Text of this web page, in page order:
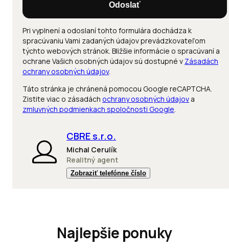
Odoslať
Pri vyplnení a odoslaní tohto formulára dochádza k
spracúvaniu Vami zadaných údajov prevádzkovateľom
týchto webových stránok. Bližšie informácie o spracúvaní a
ochrane Vašich osobných údajov sú dostupné v Zásadách
ochrany osobných údajov.
Táto stránka je chránená pomocou Google reCAPTCHA.
Zistite viac o zásadách ochrany osobných údajov a
zmluvných podmienkach spoločnosti Google.
CBRE s.r.o.
Michal Cerulík
Realitný agent
Zobraziť telefónne číslo
Najlepšie ponuky